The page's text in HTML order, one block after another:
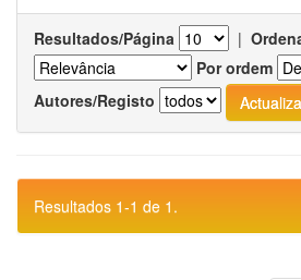
Resultados/Página |
Por ordem
Autores/Registo
Resultados 1-1 de 1.